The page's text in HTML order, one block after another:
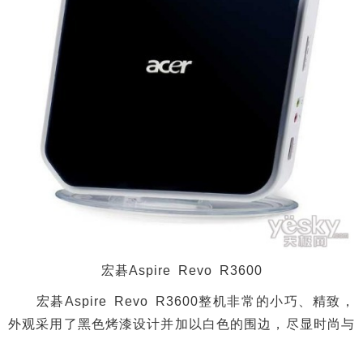
宏碁Aspire Revo R3600
宏碁Aspire Revo R3600整机非常的小巧、精致，
外观采用了黑色烤漆设计并加以白色的围边，尽显时尚与